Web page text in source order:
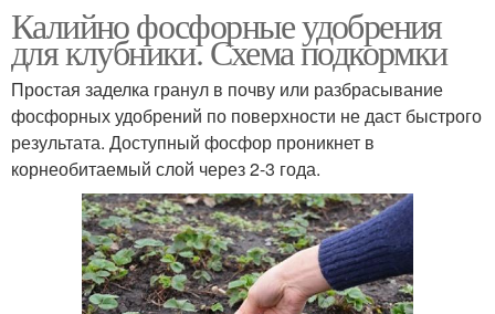
Калийно фосфорные удобрения
для клубники. Схема подкормки
Простая заделка гранул в почву или разбрасывание
фосфорных удобрений по поверхности не даст быстрого
результата. Доступный фосфор проникнет в
корнеобитаемый слой через 2-3 года.